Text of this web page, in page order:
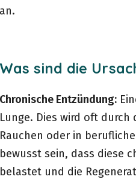
an.
Was sind die
Chronische Entzündung:
Lunge. Dies wird oft
Rauchen oder in
bewusst sein, dass diese
belastet und die